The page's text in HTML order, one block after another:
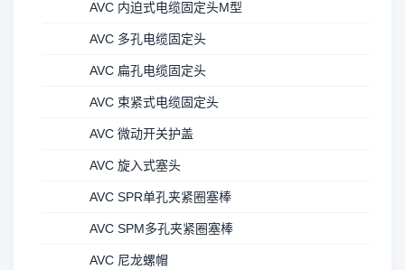
AVC 内迫式电缆固定头M型
AVC 多孔电缆固定头
AVC 扁孔电缆固定头
AVC 束紧式电缆固定头
AVC 微动开关护盖
AVC 旋入式塞头
AVC SPR单孔夹紧圈塞棒
AVC SPM多孔夹紧圈塞棒
AVC 尼龙螺帽